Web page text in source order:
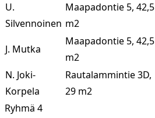
U.
Silvennoinen
Maapadontie 5, 42,5
m2
J. Mutka
Maapadontie 5, 42,5
m2
N. Joki-
Korpela
Rautalammintie 3D,
29 m2
Ryhmä 4